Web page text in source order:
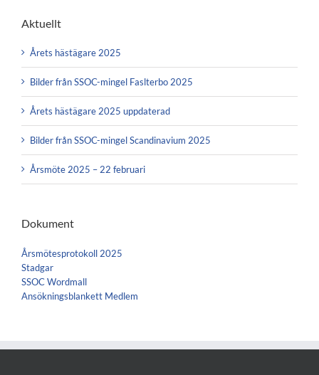
Aktuellt
Årets hästägare 2025
Bilder från SSOC-mingel Faslterbo 2025
Årets hästägare 2025 uppdaterad
Bilder från SSOC-mingel Scandinavium 2025
Årsmöte 2025 – 22 februari
Dokument
Årsmötesprotokoll 2025
Stadgar
SSOC Wordmall
Ansökningsblankett Medlem